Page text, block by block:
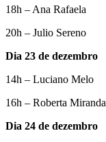
18h – Ana Rafaela
20h – Julio Sereno
Dia 23 de dezembro
14h – Luciano Melo
16h – Roberta Miranda
Dia 24 de dezembro